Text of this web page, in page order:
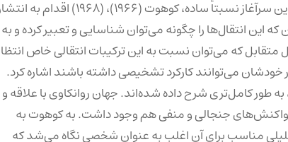
عوض می‌تواند نظریه بالینی خود را بر وضعیت تحلیلی بنا نهد. با این سرآغاز نسبتاً ساده، کوهوت (۱۹۶۶)، (۱۹۶۸) اقدام
این انتقال‌ها را چگونه می‌توان شناسایی و تعبیر کرده و به
که می‌توان نسبت به این ترکیبات انتقالی خاص
می‌توانند کارکرد تشخیصی داشته باشند اشاره کرد.
دستاورد‌ها در نخستین کتاب کوهوت، تحلیل خود (۱۹۷۱)، به طور کامل‌تری شرح داده شده‌اند. جهان روانکاوی با علاقه و
واکنش‌های جنجالی و منفی هم وجود داشت. به کوهوت به
مناسب برای آن اغلب به عنوان شخصی نگاه می‌شد که